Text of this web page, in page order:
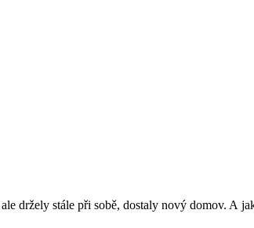
držely stále při sobě, dostaly nový domov. A